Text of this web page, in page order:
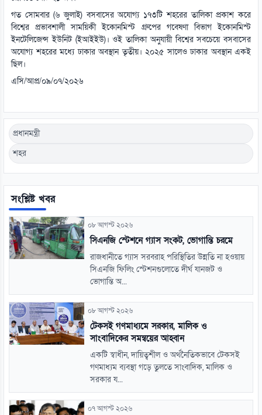
গত সোমবার (৬ জুলাই) বসবাসের অযোগ্য ১৭৩টি শহরের তালিকা প্রকাশ করে
বিশ্বের প্রভাবশালী সাময়িকী ইকোনমিস্ট গ্রুপের গবেষণা বিভাগ ইকোনমিস্ট
ইনটেলিজেন্স ইউনিট (ইআইইউ)। ওই তালিকা অনুযায়ী বিশ্বের সবচেয়ে বসবাসের
অযোগ্য শহরের মধ্যে ঢাকার অবস্থান তৃতীয়। ২০২৫ সালেও ঢাকার অবস্থান একই
ছিল।
এসি/আপ্র/০৯/০৭/২০২৬
প্রধানমন্ত্রী
শহর
সংশ্লিষ্ট খবর
০৮ আগস্ট ২০২৬
সিএনজি স্টেশনে গ্যাস সংকট, ভোগান্তি চরমে
রাজধানীতে গ্যাস সরবরাহ পরিস্থিতির উন্নতি না হওয়ায়
সিএনজি ফিলিং স্টেশনগুলোতে দীর্ঘ যানজট ও
ভোগান্তি অ...
০৮ আগস্ট ২০২৬
টেকসই গণমাধ্যমে সরকার, মালিক ও
সাংবাদিকের সমন্বয়ের আহ্বান
একটি স্বাধীন, দায়িত্বশীল ও অর্থনৈতিকভাবে টেকসই
গণমাধ্যম ব্যবস্থা গড়ে তুলতে সাংবাদিক, মালিক ও
সরকার য...
০৭ আগস্ট ২০২৬